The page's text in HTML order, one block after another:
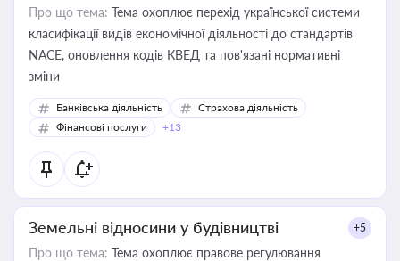
Про що тема: Тема охоплює перехід української системи
класифікації видів економічної діяльності до стандартів
NACE, оновлення кодів КВЕД та пов'язані нормативні
зміни
Банківська діяльність
Страхова діяльність
Фінансові послуги
+13
Земельні відносини у будівництві +5
Про що тема: Тема охоплює правове регулювання